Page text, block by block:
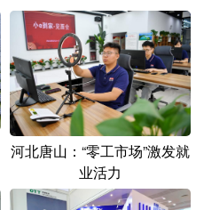
河北唐山：“零工市场”激发就
业活力